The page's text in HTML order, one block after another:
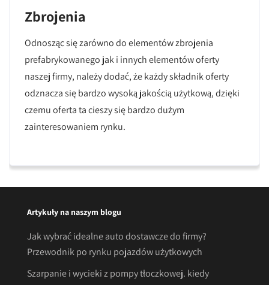
Zbrojenia
Odnosząc się zarówno do elementów zbrojenia
prefabrykowanego jak i innych elementów oferty
naszej firmy, należy dodać, że każdy składnik oferty
odznacza się bardzo wysoką jakością użytkową, dzięki
czemu oferta ta cieszy się bardzo dużym
zainteresowaniem rynku.
Artykuły na naszym blogu
Jak wybrać idealne auto dostawcze do firmy?
Przewodnik po rynku pojazdów użytkowych
Szarpanie i wycieki z pompy tłoczkowej. kiedy